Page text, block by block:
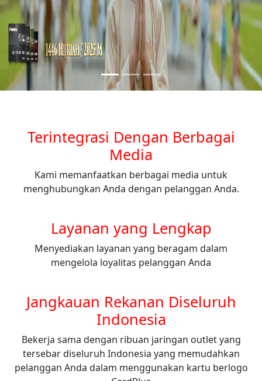
Terintegrasi Dengan Berbagai
Media
Kami memanfaatkan berbagai media untuk
menghubungkan Anda dengan pelanggan Anda.
Layanan yang Lengkap
Menyediakan layanan yang beragam dalam
mengelola loyalitas pelanggan Anda
Jangkauan Rekanan Diseluruh
Indonesia
Bekerja sama dengan ribuan jaringan outlet yang
tersebar diseluruh Indonesia yang memudahkan
pelanggan Anda dalam menggunakan kartu berlogo